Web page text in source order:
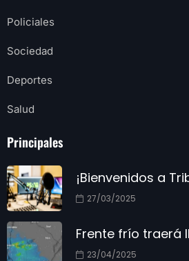
Policiales
Sociedad
Deportes
Salud
Principales
¡Bienvenidos a
27/03/2025
Frente frío traerá
23/04/2025